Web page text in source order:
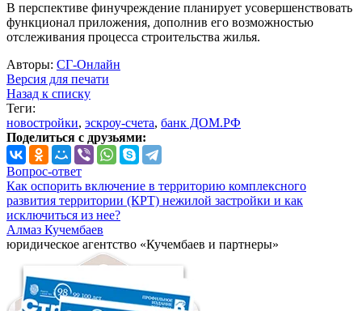
В перспективе финучреждение планирует усовершенствовать
функционал приложения, дополнив его возможностью
отслеживания процесса строительства жилья.
Авторы: СГ-Онлайн
Версия для печати
Назад к списку
Теги:
новостройки, эскроу-счета, банк ДОМ.РФ
Поделиться с друзьями:
Вопрос-ответ
Как оспорить включение в территорию комплексного
развития территории (КРТ) нежилой застройки и как
исключиться из нее?
Алмаз Кучембаев
юридическое агентство «Кучембаев и партнеры»